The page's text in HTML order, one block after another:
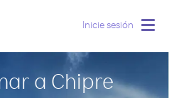
Inicie sesión
a Chipre